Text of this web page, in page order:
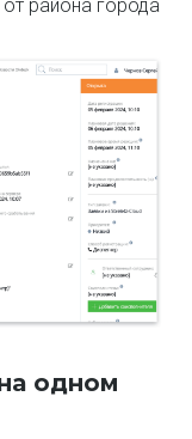
района города
одном